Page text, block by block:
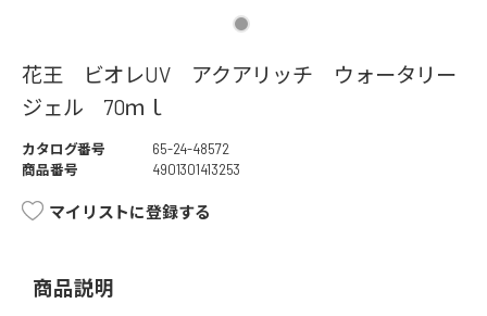
花王 ビオレUV アクアリッチ ウォータリー
ジェル 70ｍｌ
カタログ番号
65-24-48572
商品番号
4901301413253
マイリストに登録する
商品説明